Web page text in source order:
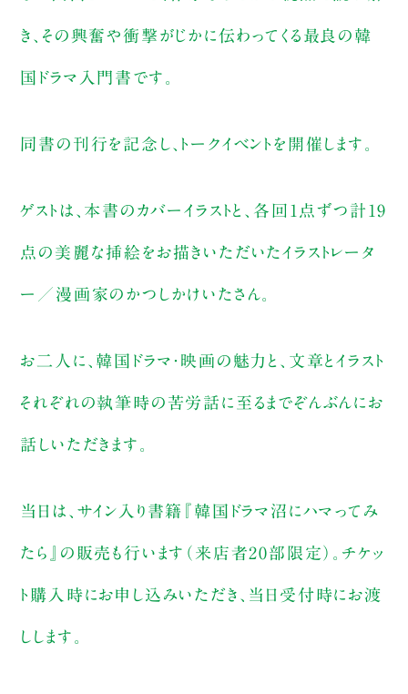
き、その興奮や衝撃がじかに伝わってくる最良の韓
国ドラマ入門書です。
同書の刊行を記念し、トークイベントを開催します。
ゲストは、本書のカバーイラストと、各回1点ずつ計19
点の美麗な挿絵をお描きいただいたイラストレータ
ー／漫画家のかつしかけいたさん。
お二人に、韓国ドラマ・映画の魅力と、文章とイラスト
それぞれの執筆時の苦労話に至るまでぞんぶんにお
話しいただきます。
当日は、サイン入り書籍『韓国ドラマ沼にハマってみ
たら』の販売も行います（来店者20部限定）。チケッ
ト購入時にお申し込みいただき、当日受付時にお渡
しします。